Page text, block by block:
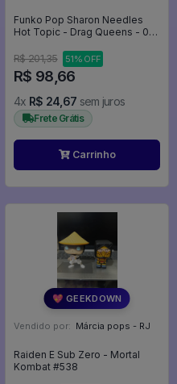
Funko Pop Sharon Needles
Hot Topic - Drag Queens - 06
R$ 201,35
51% OFF
R$ 98,66
4x R$ 24,67 sem juros
Frete Grátis
Carrinho
💖 GEEKDOWN
Vendido por: Márcia pops - RJ
Raiden E Sub Zero - Mortal
Kombat #538